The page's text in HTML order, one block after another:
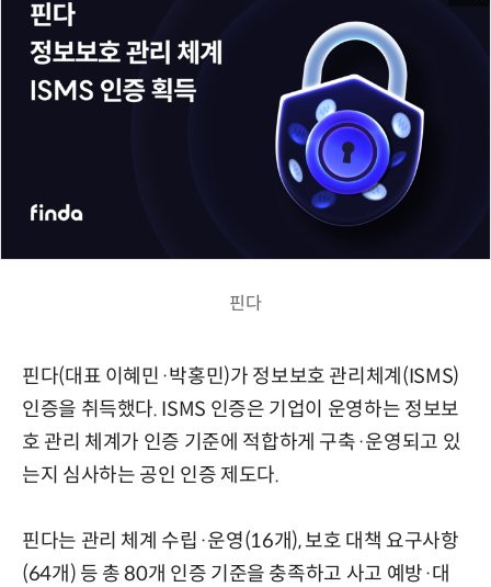
핀다
핀다(대표 이혜민·박홍민)가 정보보호 관리체계(ISMS)
인증을 취득했다. ISMS 인증은 기업이 운영하는 정보보
호 관리 체계가 인증 기준에 적합하게 구축·운영되고 있
는지 심사하는 공인 인증 제도다.
핀다는 관리 체계 수립·운영(16개), 보호 대책 요구사항
(64개) 등 총 80개 인증 기준을 충족하고 사고 예방·대